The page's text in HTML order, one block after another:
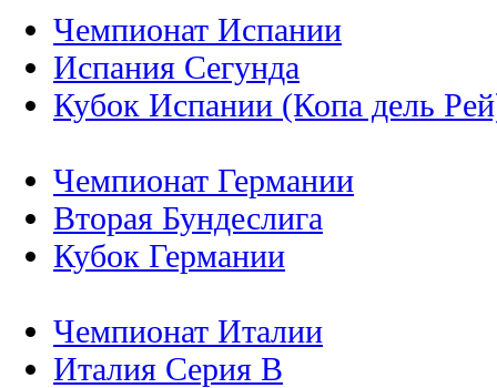
Чемпионат Испании
Испания Сегунда
Кубок Испании (Копа дель
Чемпионат Германии
Вторая Бундеслига
Кубок Германии
Чемпионат Италии
Италия Серия B